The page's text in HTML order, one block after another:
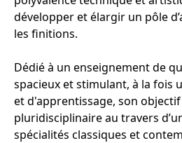
développer et élargir un pôle
les finitions.
Dédié à un enseignement de
spacieux et stimulant, à la fois
et d'apprentissage, son
pluridisciplinaire au travers
spécialités classiques et